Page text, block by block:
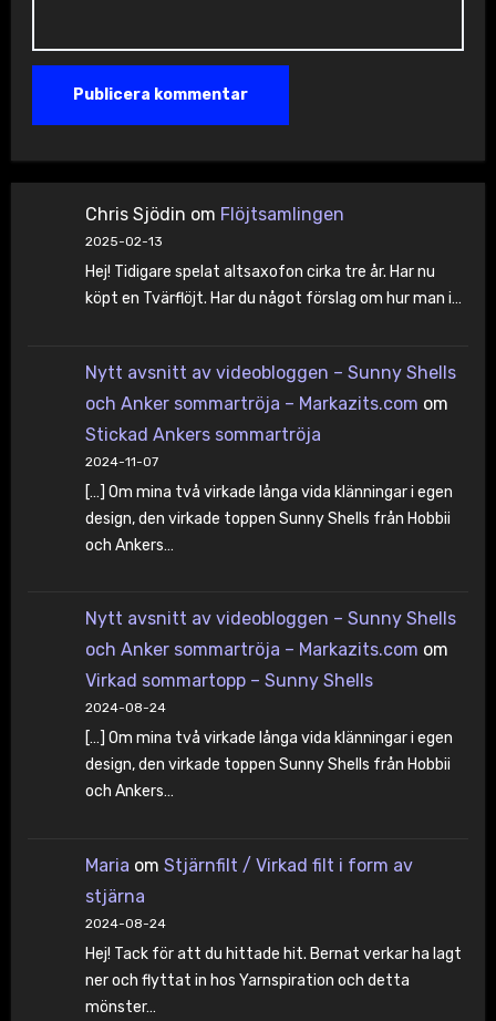
Chris Sjödin om Flöjtsamlingen
2025-02-13
Hej! Tidigare spelat altsaxofon cirka tre år. Har nu
köpt en Tvärflöjt. Har du något förslag om hur man i…
Nytt avsnitt av videobloggen – Sunny Shells
och Anker sommartröja – Markazits.com om
Stickad Ankers sommartröja
2024-11-07
[…] Om mina två virkade långa vida klänningar i egen
design, den virkade toppen Sunny Shells från Hobbii
och Ankers…
Nytt avsnitt av videobloggen – Sunny Shells
och Anker sommartröja – Markazits.com om
Virkad sommartopp – Sunny Shells
2024-08-24
[…] Om mina två virkade långa vida klänningar i egen
design, den virkade toppen Sunny Shells från Hobbii
och Ankers…
Maria om Stjärnfilt / Virkad filt i form av
stjärna
2024-08-24
Hej! Tack för att du hittade hit. Bernat verkar ha lagt
ner och flyttat in hos Yarnspiration och detta
mönster…